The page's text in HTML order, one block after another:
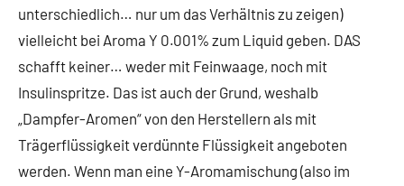
unterschiedlich… nur um das Verhältnis zu zeigen)
vielleicht bei Aroma Y 0.001% zum Liquid geben. DAS
schafft keiner… weder mit Feinwaage, noch mit
Insulinspritze. Das ist auch der Grund, weshalb
„Dampfer-Aromen“ von den Herstellern als mit
Trägerflüssigkeit verdünnte Flüssigkeit angeboten
werden. Wenn man eine Y-Aromamischung (also im